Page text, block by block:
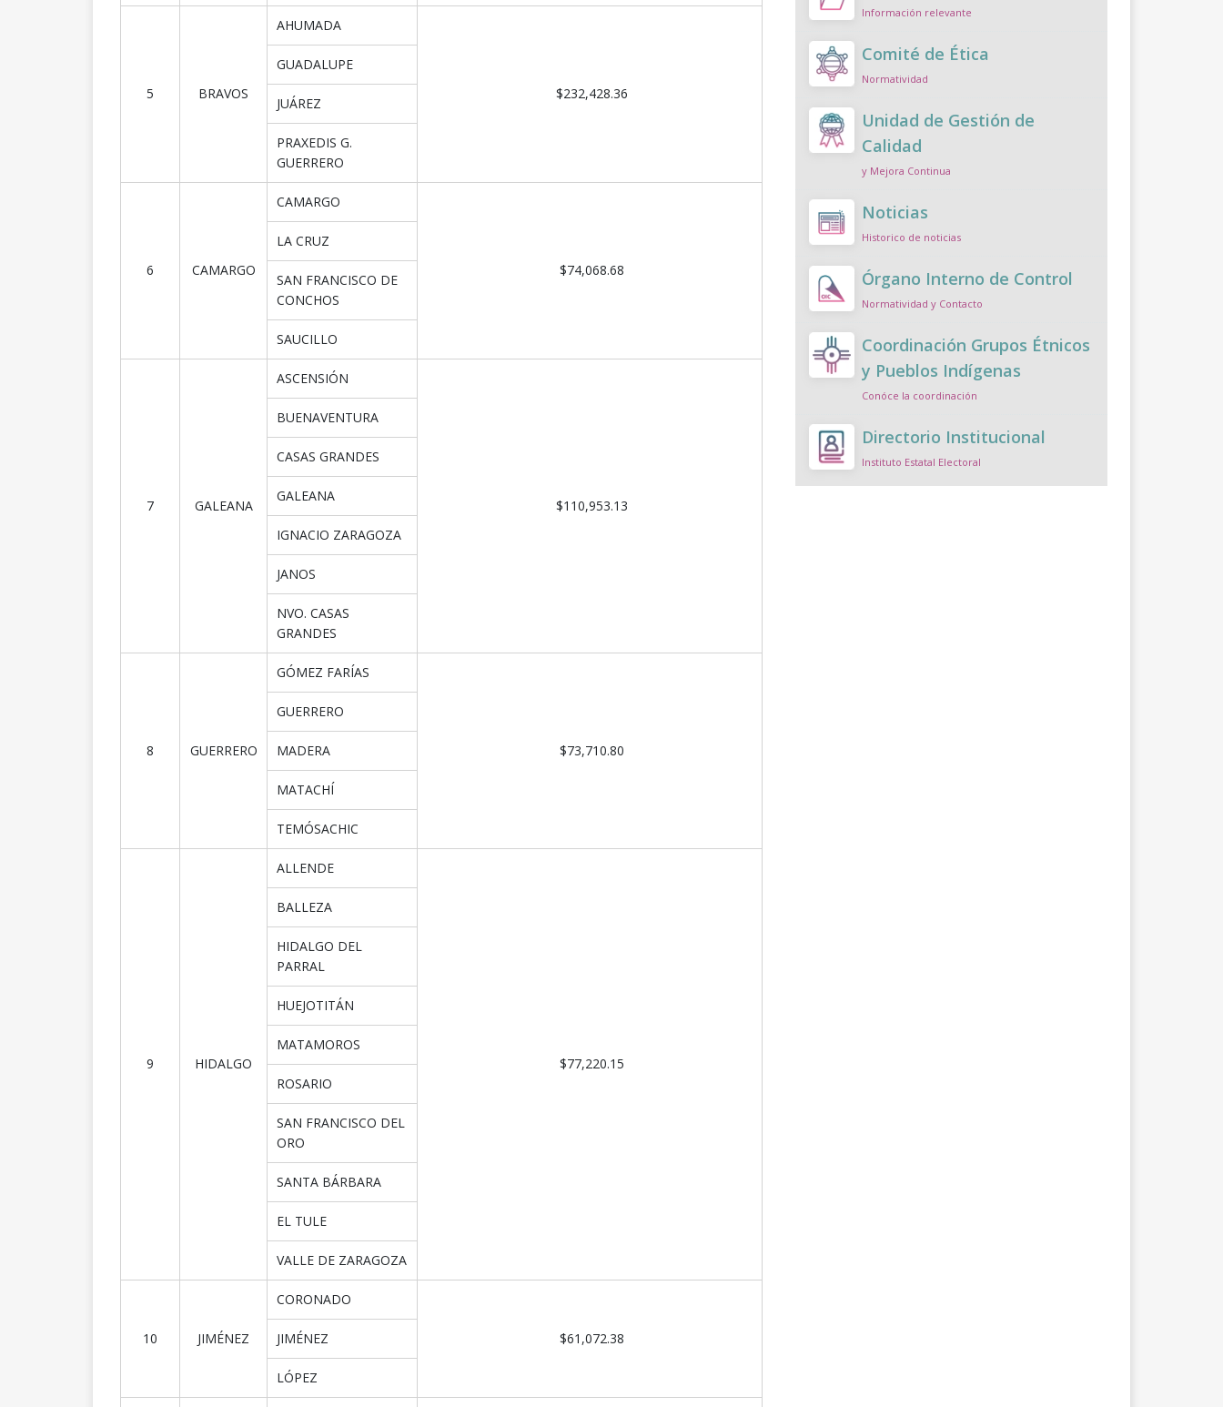
5 BRAVOS
AHUMADA
$232,428.36
GUADALUPE
JUÁREZ
PRAXEDIS G.
GUERRERO
6 CAMARGO
CAMARGO
$74,068.68
LA CRUZ
SAN FRANCISCO DE
CONCHOS
SAUCILLO
7 GALEANA
ASCENSIÓN
$110,953.13
BUENAVENTURA
CASAS GRANDES
GALEANA
IGNACIO ZARAGOZA
JANOS
NVO. CASAS
GRANDES
8 GUERRERO
GÓMEZ FARÍAS
$73,710.80
GUERRERO
MADERA
MATACHÍ
TEMÓSACHIC
9 HIDALGO
ALLENDE
$77,220.15
BALLEZA
HIDALGO DEL
PARRAL
HUEJOTITÁN
MATAMOROS
ROSARIO
SAN FRANCISCO DEL
ORO
SANTA BÁRBARA
EL TULE
VALLE DE ZARAGOZA
10 JIMÉNEZ
CORONADO
$61,072.38
JIMÉNEZ
LÓPEZ
Información relevante
Comité de Ética
Normatividad
Unidad de Gestión de
Calidad
y Mejora Continua
Noticias
Historico de noticias
Órgano Interno de Control
Normatividad y Contacto
Coordinación Grupos Étnicos
y Pueblos Indígenas
Conóce la coordinación
Directorio Institucional
Instituto Estatal Electoral